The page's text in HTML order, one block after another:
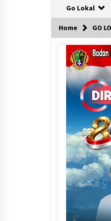
Go Lokal
Home GO